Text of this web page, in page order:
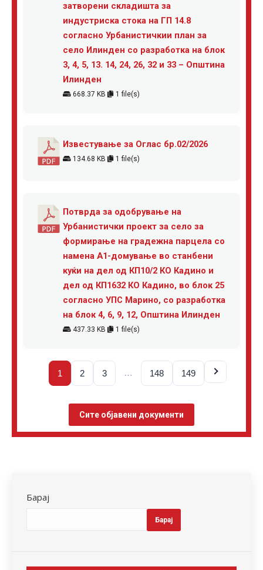
затворени складишта за
индустриска стока на ГП 14.8
согласно Урбанистичкии план за
село Илинден со разработка на блок
3, 4, 5, 13. 14, 24, 26, 32 и 33 – Општина
Илинден
668.37 KB 1 file(s)
Известување за Оглас бр.02/2026
134.68 KB 1 file(s)
Потврда за одобрување на
Урбанистички проект за село за
формирање на градежна парцела со
намена А1-домување во станбени
куќи на дел од КП10/2 КО Кадино и
дел од КП1632 КО Кадино, во блок 25
согласно УПС Марино, со разработка
на блок 4, 6, 9, 12, Општина Илинден
437.33 KB 1 file(s)
1 2 3 … 148 149
Сите објавени документи
Барај
Барај